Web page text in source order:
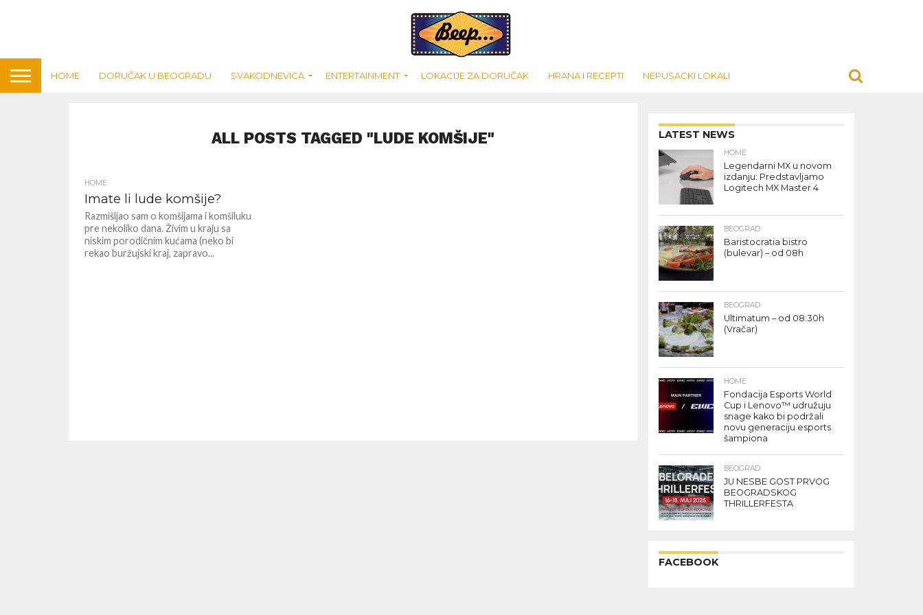
HOME DORUČAK U BEOGRADU SVAKODNEVICA ENTERTAINMENT LOKACIJE ZA DORUČAK HRANA I RECEPTI NEPUSACKI LOKALI
ALL POSTS TAGGED "LUDE KOMŠIJE"
HOME
Imate li lude komšije?
Razmišljao sam o komšijama i komšiluku
pre nekoliko dana. Živim u kraju sa
niskim porodičnim kućama (neko bi
rekao buržujski kraj, zapravo...
LATEST NEWS
HOME
Legendarni MX u novom
izdanju: Predstavljamo
Logitech MX Master 4
BEOGRAD
Baristocratia bistro
(bulevar) – od 08h
BEOGRAD
Ultimatum – od 08:30h
(Vračar)
HOME
Fondacija Esports World
Cup i Lenovo™ udružuju
snage kako bi podržali
novu generaciju esports
šampiona
BEOGRAD
JU NESBE GOST PRVOG
BEOGRADSKOG
THRILLERFESTA
FACEBOOK